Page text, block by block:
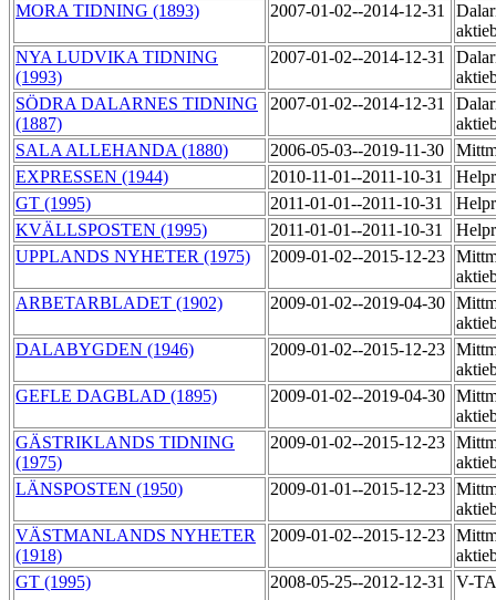
MORA TIDNING (1893)
2007-01-02--2014-12-31
NYA LUDVIKA TIDNING
(1993)
2007-01-02--2014-12-31
SÖDRA DALARNES TIDNING
(1887)
2007-01-02--2014-12-31
SALA ALLEHANDA (1880)
2006-05-03--2019-11-30
EXPRESSEN (1944)
2010-11-01--2011-10-31
GT (1995)
2011-01-01--2011-10-31
KVÄLLSPOSTEN (1995)
2011-01-01--2011-10-31
UPPLANDS NYHETER (1975)
2009-01-02--2015-12-23
ARBETARBLADET (1902)
2009-01-02--2019-04-30
DALABYGDEN (1946)
2009-01-02--2015-12-23
GEFLE DAGBLAD (1895)
2009-01-02--2019-04-30
GÄSTRIKLANDS TIDNING
(1975)
2009-01-02--2015-12-23
LÄNSPOSTEN (1950)
2009-01-01--2015-12-23
VÄSTMANLANDS NYHETER
(1918)
2009-01-02--2015-12-23
GT (1995)
2008-05-25--2012-12-31 V-